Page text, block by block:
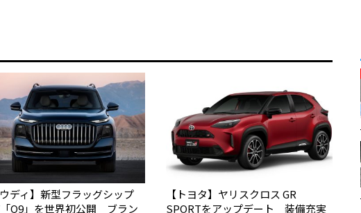
ウディ】新型フラッグシップ
Q9」を世界初公開 ブラン
【トヨタ】ヤリスクロス GR
SPORTをアップデート 装備充実